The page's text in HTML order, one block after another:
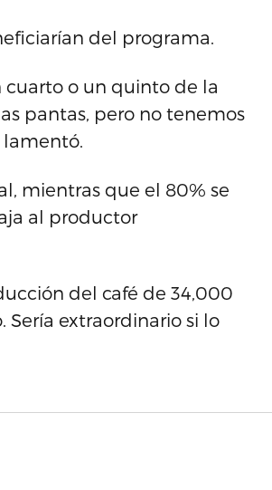
del programa.
cuarto o un quinto de la
pantas, pero no tenemos
lamentó.
mientras que el 80% se
al productor
del café de 34,000
extraordinario si lo